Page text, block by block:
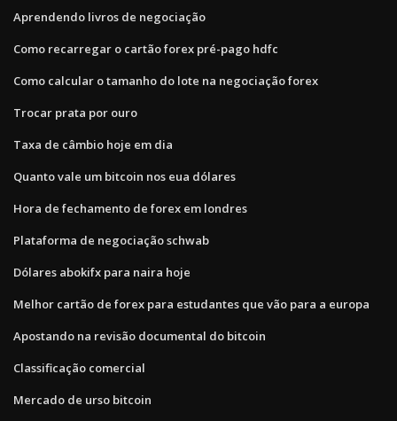
Aprendendo livros de negociação
Como recarregar o cartão forex pré-pago hdfc
Como calcular o tamanho do lote na negociação forex
Trocar prata por ouro
Taxa de câmbio hoje em dia
Quanto vale um bitcoin nos eua dólares
Hora de fechamento de forex em londres
Plataforma de negociação schwab
Dólares abokifx para naira hoje
Melhor cartão de forex para estudantes que vão para a europa
Apostando na revisão documental do bitcoin
Classificação comercial
Mercado de urso bitcoin